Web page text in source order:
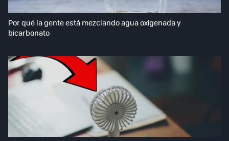
Por qué la gente está mezclando agua oxigenada y
bicarbonato